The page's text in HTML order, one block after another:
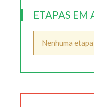
ETAPAS
Nenhuma